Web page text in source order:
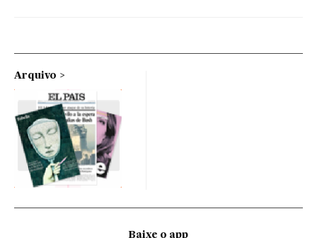
Arquivo
Baixe o app